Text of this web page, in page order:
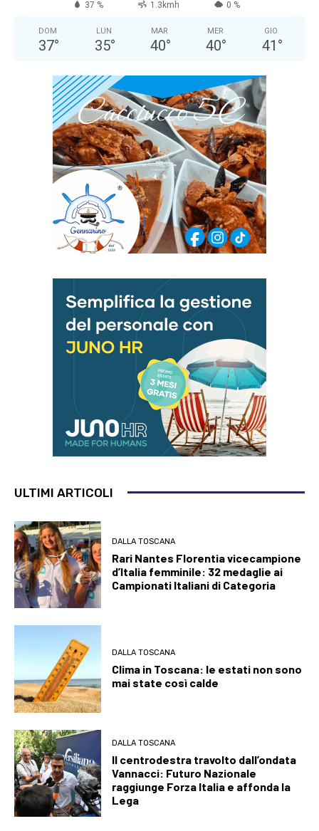
37 % 1.3kmh 0 %
DOM
37°
LUN
35°
MAR
40°
MER
40°
GIO
41 °
ULTIMI ARTICOLI
DALLA TOSCANA
Rari Nantes Florentia vicecampione
d’Italia femminile: 32 medaglie ai
Campionati Italiani di Categoria
DALLA TOSCANA
Clima in Toscana: le estati non sono
mai state così calde
DALLA TOSCANA
Il centrodestra travolto dall’ondata
Vannacci: Futuro Nazionale
raggiunge Forza Italia e affonda la
Lega